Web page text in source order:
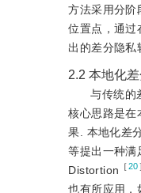
方法采用分阶
位置点，通过
出的差分隐
2.2 本地化
与传统的
核心思路是在
果. 本地化差
等提出一种满
Distortion
［20
也有所应用，